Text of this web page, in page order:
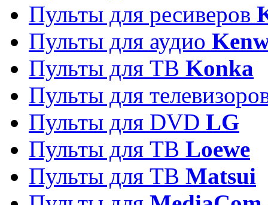
Пульты для ресиверов
Пульты для аудио
Пульты для ТВ Konka
Пульты для
Пульты для DVD LG
Пульты для ТВ Loewe
Пульты для ТВ Matsui